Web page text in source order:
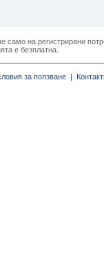
на регистрирани
е безплатна.
за ползване |